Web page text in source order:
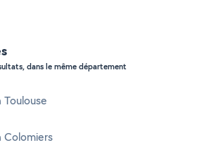
dans le même département
Toulouse
Colomiers